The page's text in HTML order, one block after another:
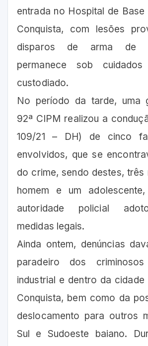
entrada no Hospital de
Conquista, com lesões
disparos de arma de
permanece sob
custodiado.
No período da tarde, uma
92ª CIPM realizou a
109/21 – DH) de cinco
envolvidos, que se
do crime, sendo destes, três
homem e um
autoridade policial
medidas legais.
Ainda ontem, denúncias
paradeiro dos
industrial e dentro da
Conquista, bem como da
deslocamento para outros
Sul e Sudoeste baiano.